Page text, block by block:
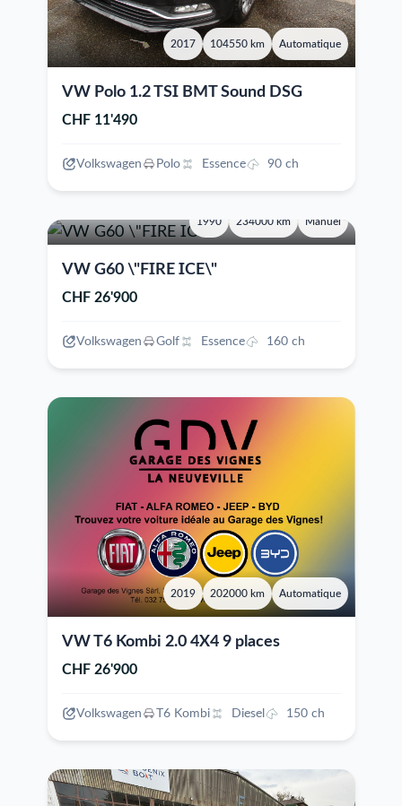
2017 104550 km Automatique
VW Polo 1.2 TSI BMT Sound DSG
CHF 11'490
Volkswagen Polo Essence 90 ch
1990 234000 km Manuel
VW G60 \"FIRE ICE\"
CHF 26'900
Volkswagen Golf Essence 160 ch
2019 202000 km Automatique
VW T6 Kombi 2.0 4X4 9 places
CHF 26'900
Volkswagen T6 Kombi Diesel 150 ch